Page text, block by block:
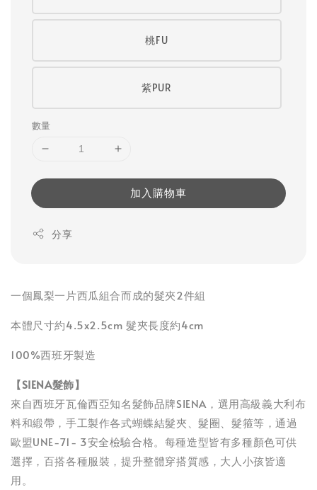
桃FU
紫PUR
數量
加入購物車
分享
一個鳳梨一片西瓜組合而成的髮夾2件組
本體尺寸約4.5x2.5cm 髮夾長度約4cm
100%西班牙製造
【SIENA髮飾】
來自西班牙瓦倫西亞知名髮飾品牌SIENA，選用高級義大利布
料和緞帶，手工製作各式蝴蝶結髮夾、髮圈、髮箍等，通過
歐盟UNE-71- 3安全檢驗合格。每種造型皆有多種顏色可供
選擇，百搭各種服裝，提升整體穿搭質感，大人小孩皆適
用。